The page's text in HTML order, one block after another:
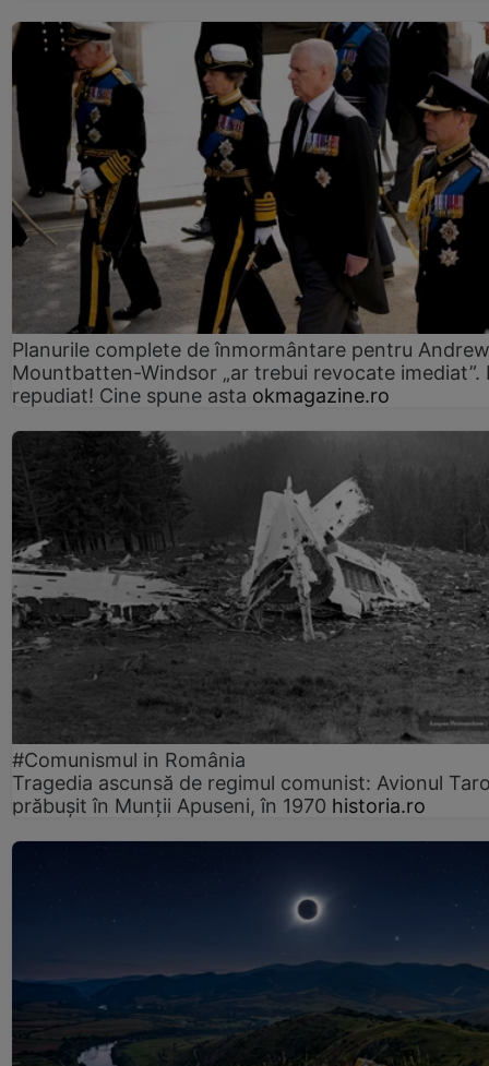
Planurile complete de înmormântare pentru Andrew
Mountbatten-Windsor „ar trebui revocate imediat”.
repudiat! Cine spune asta okmagazine.ro
#Comunismul in România
Tragedia ascunsă de regimul comunist: Avionul
prăbușit în Munții Apuseni, în 1970 historia.ro